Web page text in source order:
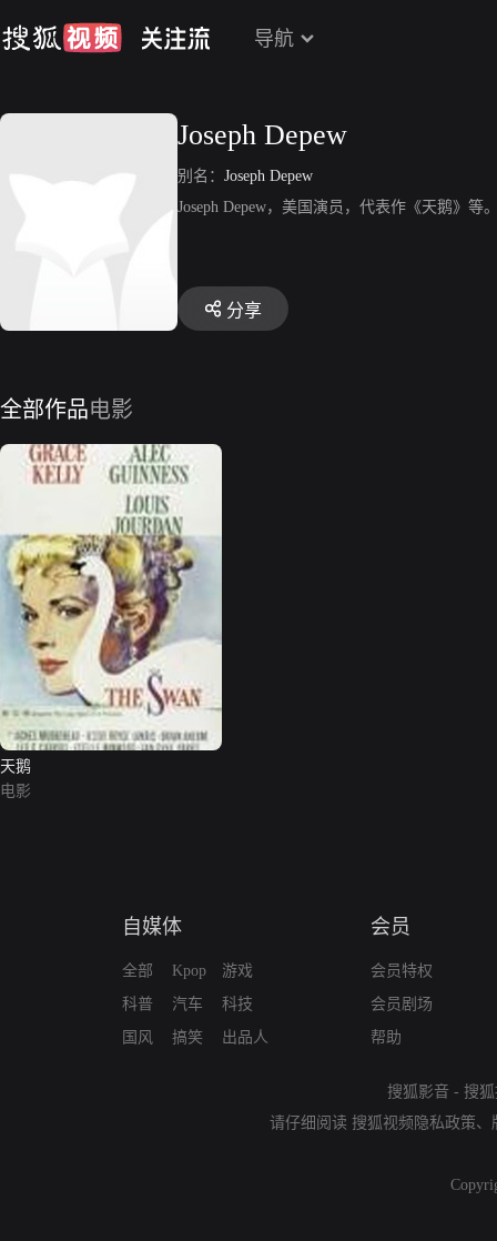
导航
Joseph Depew
别名： Joseph Depew
Joseph Depew，美国演员，代表作《天鹅》等
分享
全部作品电影
天鹅
电影
自媒体
全部
科普
国风
Kpop
汽车
搞笑
游戏
科技
出品人
会员
会员特权
会员剧场
帮助
搜狐影音 - 搜
请仔细阅读 搜狐视频隐私政策、